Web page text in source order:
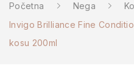
Početna Nega
Invigo Brilliance Fine
kosu 200ml